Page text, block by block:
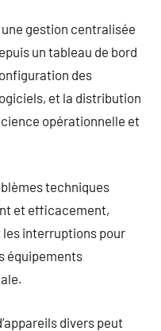
gestion centralisée
un tableau de bord
des
et la distribution
opérationnelle et
techniques
et efficacement,
interruptions pour
équipements
divers peut